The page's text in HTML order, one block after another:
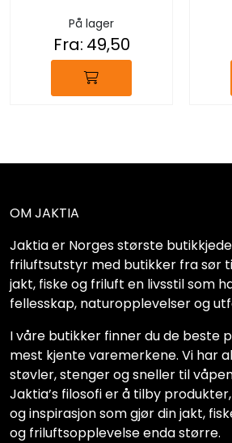
På lager
Fra: 49,50
OM JAKTIA
Jaktia er Norges største
friluftsutstyr med butikker fra sør
jakt, fiske og friluft en livsstil som
fellesskap, naturopplevelser og
I våre butikker finner du de beste
mest kjente varemerkene. Vi har
støvler, stenger og sneller til
Jaktia’s filosofi er å tilby
og inspirasjon som gjør din jakt,
og friluftsopplevelse enda større.